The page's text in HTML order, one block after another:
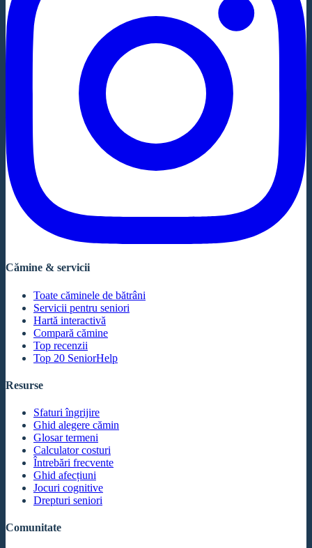
Cămine & servicii
Toate căminele de bătrâni
Servicii pentru seniori
Hartă interactivă
Compară cămine
Top recenzii
Top 20 SeniorHelp
Resurse
Sfaturi îngrijire
Ghid alegere cămin
Glosar termeni
Calculator costuri
Întrebări frecvente
Ghid afecțiuni
Jocuri cognitive
Drepturi seniori
Comunitate